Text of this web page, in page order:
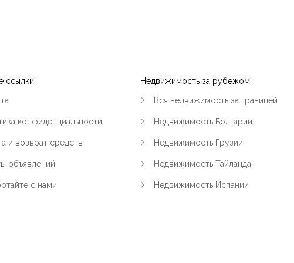
|-Бухарест
|-Область Пхукета
ссылки
конфиденциальности
и возврат средств
объявлений
с нами
Недвижимость за рубежом
Вся недвижимость за границей
Недвижимость Болгарии
Недвижимость Грузии
Недвижимость Тайланда
Недвижимость Испании